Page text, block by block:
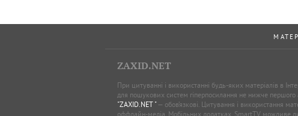
ZAXID.NET
При цитуванні і використанні будь-яких матеріалів в
для пошукових систем гіперпосилання не нижче першого
"ZAXID.NET "— обов’язкові. Цитування і використання
оффлайн-медіа, Мобільних додатках, SmartTV можливе